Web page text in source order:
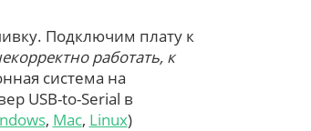
Подключим плату к
работать, к
система на
USB-to-Serial в
, Mac, Linux)